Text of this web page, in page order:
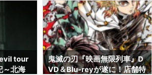

次へ

検索
車』D
店舗特
鬼滅の刃画集『幾星霜』が素
晴らしい！！ネタバレも！！